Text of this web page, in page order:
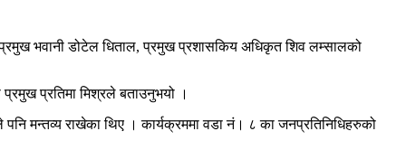
भवानी डोटेल धिताल, प्रमुख प्रशासकिय अधिकृत शिव लम्सालको
प्रतिमा मिश्रले बताउनुभयो ।
मन्तव्य राखेका थिए । कार्यक्रममा वडा नं। ८ का जनप्रतिनिधिहरुको